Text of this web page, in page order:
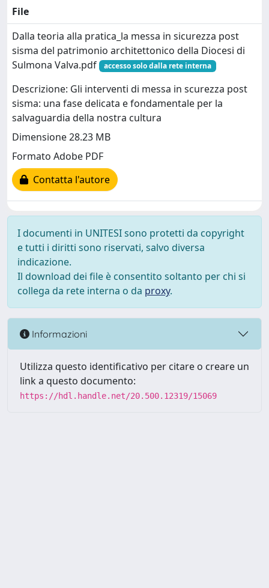
File
Dalla teoria alla pratica_la messa in sicurezza post
sisma del patrimonio architettonico della Diocesi di
Sulmona Valva.pdf
accesso solo dalla rete interna
Descrizione: Gli interventi di messa in scurezza post
sisma: una fase delicata e fondamentale per la
salvaguardia della nostra cultura
Dimensione 28.23 MB
Formato Adobe PDF
Contatta l'autore
I documenti in UNITESI sono protetti da copyright
e tutti i diritti sono riservati, salvo diversa
indicazione.
Il download dei file è consentito soltanto per chi si
collega da rete interna o da proxy.
Informazioni
Utilizza questo identificativo per citare o creare un
link a questo documento:
https://hdl.handle.net/20.500.12319/15069